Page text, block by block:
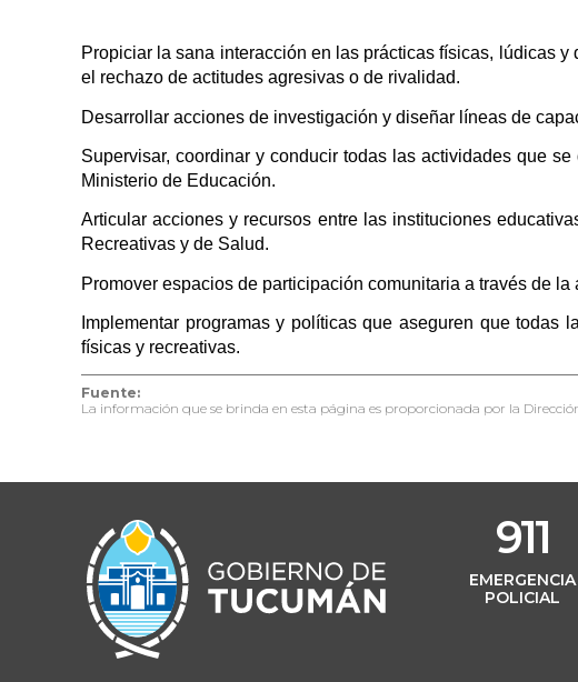
Propiciar la sana interacción en las prácticas físicas, lúdicas
el rechazo de actitudes agresivas o de rivalidad.
Desarrollar acciones de investigación y diseñar líneas de
Supervisar, coordinar y conducir todas las actividades que
Ministerio de Educación.
Articular acciones y recursos entre las instituciones
Recreativas y de Salud.
Promover espacios de participación comunitaria a través de
Implementar programas y políticas que aseguren que
físicas y recreativas.
Fuente:
La información que se brinda en esta página es proporcionada por la
911
EMERGENCIA
POLICIAL